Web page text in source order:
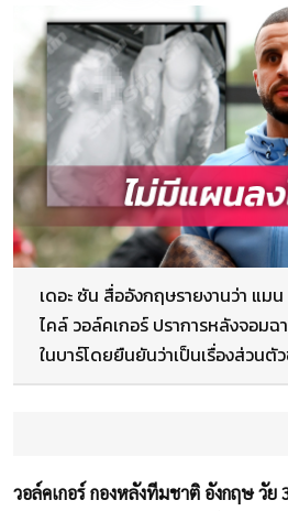
เดอะ ซัน สื่ออังกฤษรายงานว่า แม
ไคล์ วอล์คเกอร์ ปราการหลังจอมฉ
ในบาร์โดยยืนยันว่าเป็นเรื่องส่วนตั
วอล์คเกอร์ กองหลังทีมชาติ อังกฤษ วัย